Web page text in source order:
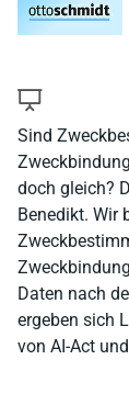
Sind
doch gleich?
Benedikt. Wir
Daten nach
ergeben sich
von AI-Act